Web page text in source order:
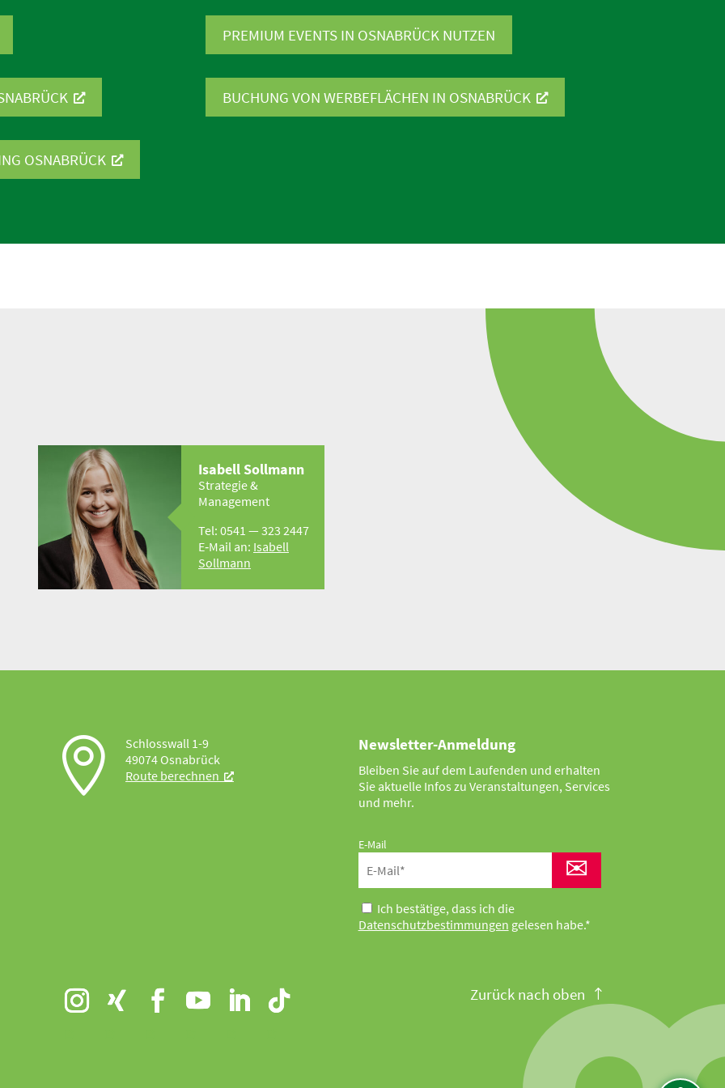
OSNABRÜCK
PREMIUM EVENTS IN OSNABRÜCK NUTZEN
BUCHUNG VON WERBE­FLÄCHEN IN OSNABRÜCK
Isabell Sollmann
Strategie &
Management
Tel: 0541 — 323 2447
E‑Mail an: Isabell
Sollmann

Schlosswall 1-9
49074 Osnabrück
Route berechnen
Newsletter-Anmeldung
Bleiben Sie auf dem Laufenden und erhalten
Sie aktuelle Infos zu Veranstaltungen, Services
und mehr.
E-Mail
✉
Ich bestätige, dass ich die
Datenschutzbestimmungen gelesen habe.*
Zurück nach oben